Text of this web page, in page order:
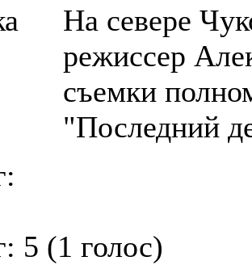
На севере
режиссер
съемки
"Последний
5 (1 голос)